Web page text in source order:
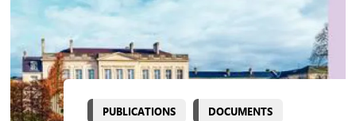
PUBLICATIONS DOCUMENTS